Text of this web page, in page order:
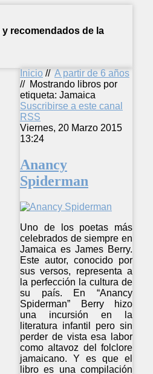
recomendados de la
Inicio // A partir de 6 años
// Mostrando libros por
etiqueta: Jamaica
Suscribirse a este canal
RSS
Viernes, 20 Marzo 2015
13:24
Anancy
Spiderman
Uno de los poetas más
celebrados de siempre en
Jamaica es James Berry.
Este autor, conocido por
sus versos, representa a
la perfección la cultura de
su país. En “Anancy
Spiderman” Berry hizo
una incursión en la
literatura infantil pero sin
perder de vista esa labor
como altavoz del folclore
jamaicano. Y es que el
libro es una compilación